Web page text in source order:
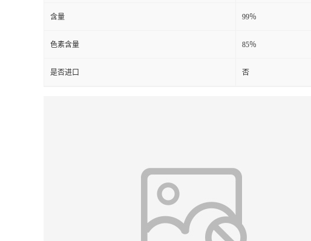
含量 99％
色素含量 85％
是否进口 否